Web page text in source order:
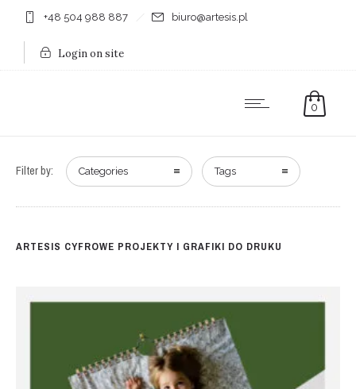
+48 504 988 887 biuro@artesis.pl
Login on site
0
Filter by: Categories Tags
ARTESIS CYFROWE PROJEKTY I GRAFIKI DO DRUKU